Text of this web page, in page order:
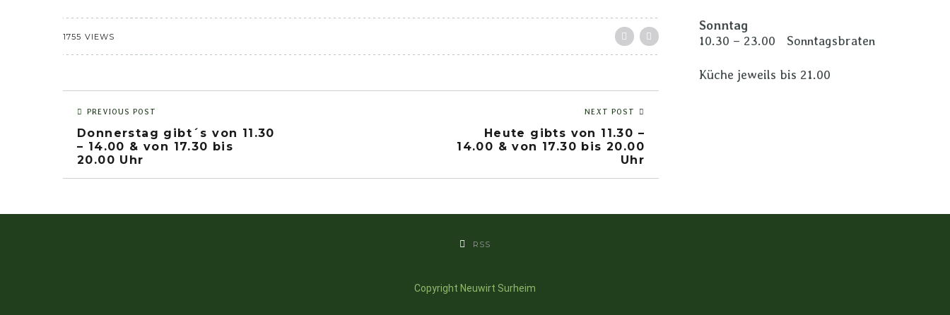
1755 VIEWS
PREVIOUS POST
Donnerstag gibt´s von 11.30
– 14.00 & von 17.30 bis
20.00 Uhr
NEXT POST
Heute gibts von 11.30 –
14.00 & von 17.30 bis 20.00
Uhr
Sonntag
10.30 – 23.00 Sonntagsbraten
Küche jeweils bis 21.00
RSS
Copyright Neuwirt Surheim